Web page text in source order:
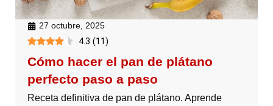
27 octubre, 2025
4.3 (11)
Cómo hacer el pan de plátano
perfecto paso a paso
Receta definitiva de pan de plátano. Aprende